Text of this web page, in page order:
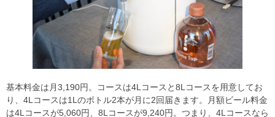
基本料金は月3,190円。コースは4Lコースと8Lコースを用意してお
り、4Lコースは1Lのボトル2本が月に2回届きます。月額ビール料金
は4Lコースが5,060円、8Lコースが9,240円。つまり、4Lコースなら